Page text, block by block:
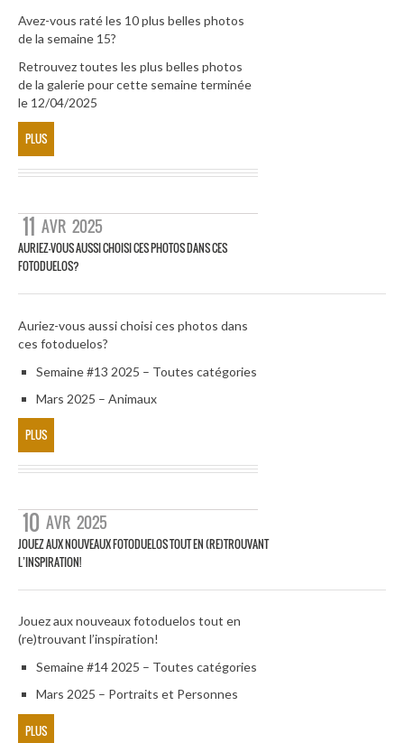
Avez-vous raté les 10 plus belles photos
de la semaine 15?
Retrouvez toutes les plus belles photos
de la galerie pour cette semaine terminée
le 12/04/2025
PLUS
11 AVR 2025
AURIEZ-VOUS AUSSI CHOISI CES PHOTOS DANS CES
FOTODUELOS?
Auriez-vous aussi choisi ces photos dans
ces fotoduelos?
Semaine #13 2025 – Toutes catégories
Mars 2025 – Animaux
PLUS
10 AVR 2025
JOUEZ AUX NOUVEAUX FOTODUELOS TOUT EN (RE)TROUVANT
L’INSPIRATION!
Jouez aux nouveaux fotoduelos tout en
(re)trouvant l’inspiration!
Semaine #14 2025 – Toutes catégories
Mars 2025 – Portraits et Personnes
PLUS